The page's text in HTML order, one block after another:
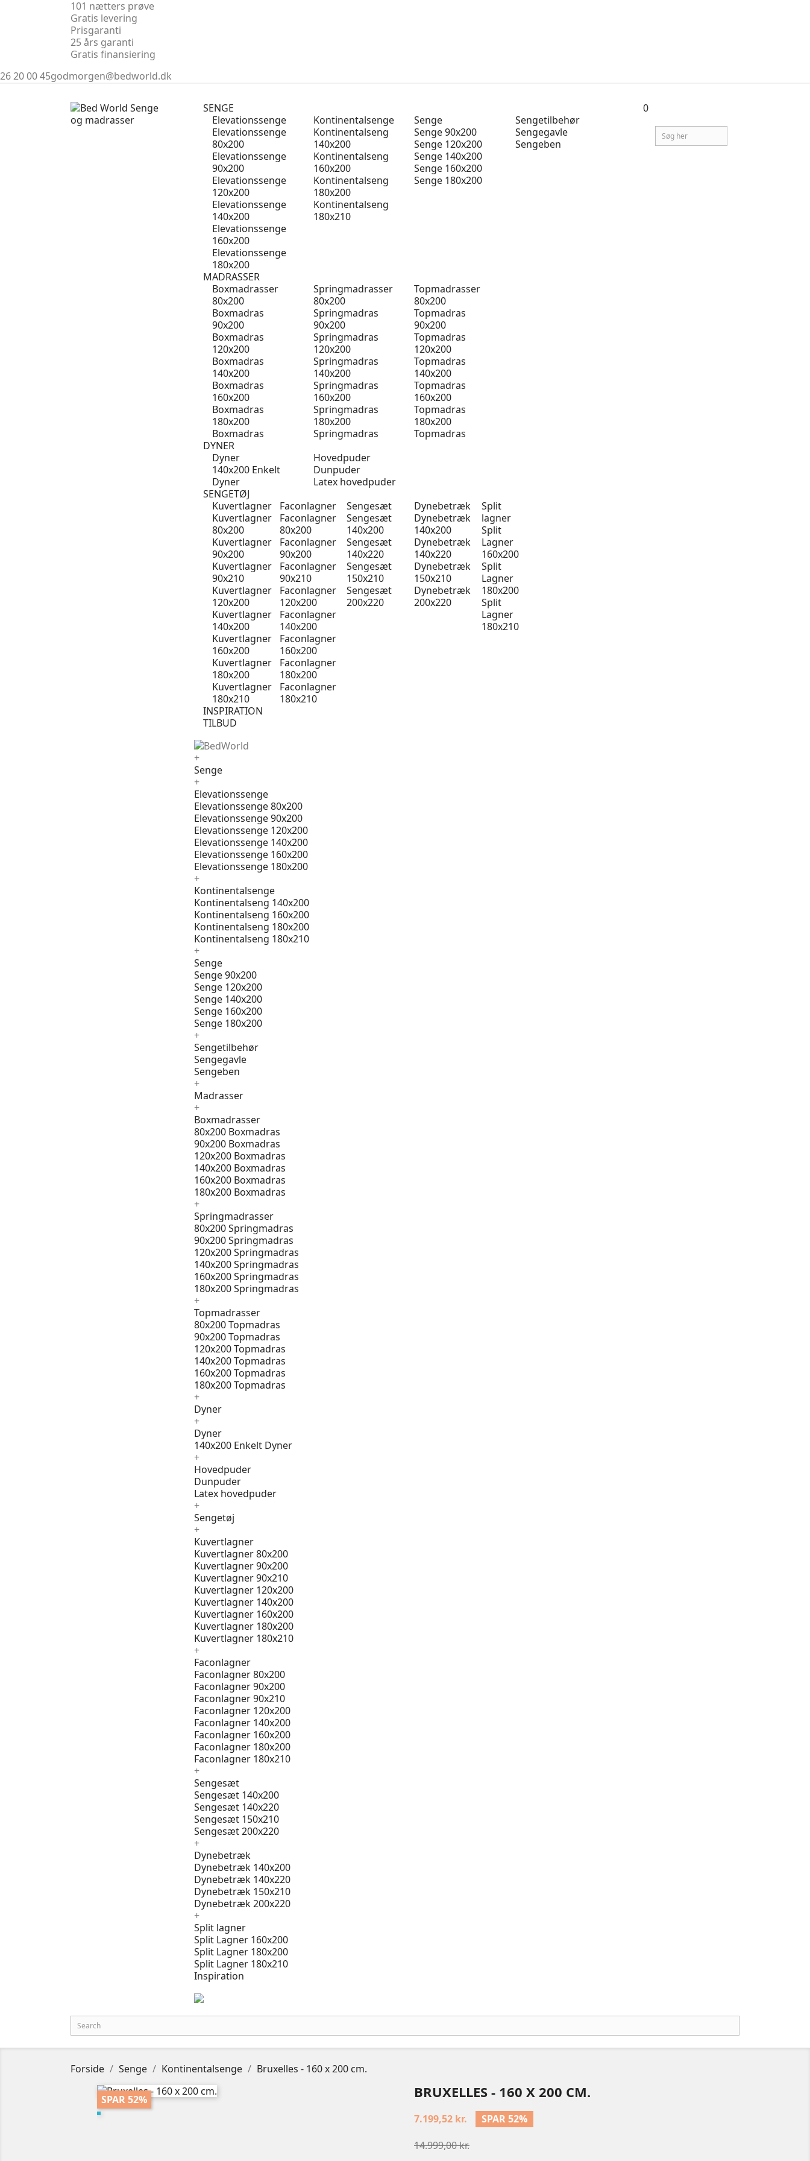
101 nætters prøve
Gratis levering
Prisgaranti
25 års garanti
Gratis finansiering
26 20 00 45godmorgen@bedworld.dk
SENGE
Elevationssenge
Elevationssenge
80x200
Elevationssenge
90x200
Elevationssenge
120x200
Elevationssenge
140x200
Elevationssenge
160x200
Elevationssenge
180x200
Kontinentalsenge
Kontinentalseng
140x200
Kontinentalseng
160x200
Kontinentalseng
180x200
Kontinentalseng
180x210
Senge
Senge 90x200
Senge 120x200
Senge 140x200
Senge 160x200
Senge 180x200
Sengetilbehør
Sengegavle
Sengeben
MADRASSER
Boxmadrasser
80x200
Boxmadras
90x200
Boxmadras
120x200
Boxmadras
140x200
Boxmadras
160x200
Boxmadras
180x200
Boxmadras
Springmadrasser
80x200
Springmadras
90x200
Springmadras
120x200
Springmadras
140x200
Springmadras
160x200
Springmadras
180x200
Springmadras
Topmadrasser
80x200
Topmadras
90x200
Topmadras
120x200
Topmadras
140x200
Topmadras
160x200
Topmadras
180x200
Topmadras
DYNER
Dyner
140x200 Enkelt
Dyner
Hovedpuder
Dunpuder
Latex hovedpuder
SENGETØJ
Kuvertlagner
Kuvertlagner
80x200
Kuvertlagner
90x200
Kuvertlagner
90x210
Kuvertlagner
120x200
Kuvertlagner
140x200
Kuvertlagner
160x200
Kuvertlagner
180x200
Kuvertlagner
180x210
Faconlagner
Faconlagner
80x200
Faconlagner
90x200
Faconlagner
90x210
Faconlagner
120x200
Faconlagner
140x200
Faconlagner
160x200
Faconlagner
180x200
Faconlagner
180x210
Sengesæt
Sengesæt
140x200
Sengesæt
140x220
Sengesæt
150x210
Sengesæt
200x220
Dynebetræk
Dynebetræk
140x200
Dynebetræk
140x220
Dynebetræk
150x210
Dynebetræk
200x220
Split
lagner
Split
Lagner
160x200
Split
Lagner
180x200
Split
Lagner
180x210
INSPIRATION
TILBUD
+
Senge
+
Elevationssenge
Elevationssenge 80x200
Elevationssenge 90x200
Elevationssenge 120x200
Elevationssenge 140x200
Elevationssenge 160x200
Elevationssenge 180x200
+
Kontinentalsenge
Kontinentalseng 140x200
Kontinentalseng 160x200
Kontinentalseng 180x200
Kontinentalseng 180x210
+
Senge
Senge 90x200
Senge 120x200
Senge 140x200
Senge 160x200
Senge 180x200
+
Sengetilbehør
Sengegavle
Sengeben
+
Madrasser
+
Boxmadrasser
80x200 Boxmadras
90x200 Boxmadras
120x200 Boxmadras
140x200 Boxmadras
160x200 Boxmadras
180x200 Boxmadras
+
Springmadrasser
80x200 Springmadras
90x200 Springmadras
120x200 Springmadras
140x200 Springmadras
160x200 Springmadras
180x200 Springmadras
+
Topmadrasser
80x200 Topmadras
90x200 Topmadras
120x200 Topmadras
140x200 Topmadras
160x200 Topmadras
180x200 Topmadras
+
Dyner
+
Dyner
140x200 Enkelt Dyner
+
Hovedpuder
Dunpuder
Latex hovedpuder
+
Sengetøj
+
Kuvertlagner
Kuvertlagner 80x200
Kuvertlagner 90x200
Kuvertlagner 90x210
Kuvertlagner 120x200
Kuvertlagner 140x200
Kuvertlagner 160x200
Kuvertlagner 180x200
Kuvertlagner 180x210
+
Faconlagner
Faconlagner 80x200
Faconlagner 90x200
Faconlagner 90x210
Faconlagner 120x200
Faconlagner 140x200
Faconlagner 160x200
Faconlagner 180x200
Faconlagner 180x210
+
Sengesæt
Sengesæt 140x200
Sengesæt 140x220
Sengesæt 150x210
Sengesæt 200x220
+
Dynebetræk
Dynebetræk 140x200
Dynebetræk 140x220
Dynebetræk 150x210
Dynebetræk 200x220
+
Split lagner
Split Lagner 160x200
Split Lagner 180x200
Split Lagner 180x210
Inspiration
0
Forside Senge Kontinentalsenge Bruxelles - 160 x 200 cm.
SPAR 52% BRUXELLES - 160 X 200 CM.
7.199,52 kr.
SPAR 52%
14.999,00 kr.